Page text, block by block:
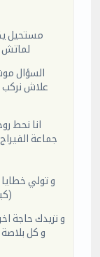
مستحيل
لماتش
السؤال
علاش نركب
انا نحط
جماعة
و تولي
و نزيدك حاجة
و كل